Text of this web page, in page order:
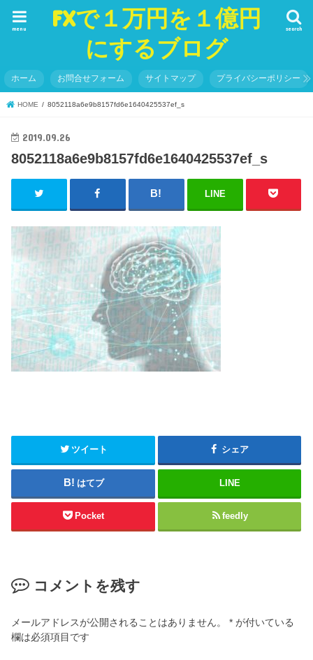
FXで１万円を１億円
にするブログ
search
menu
ホーム お問合せフォーム サイトマップ プライバシーポリシー
HOME 8052118a6e9b8157fd6e1640425537ef_s
2019.09.26
8052118a6e9b8157fd6e1640425537ef_s
LINE
ツイート シェア
はてブ LINE
Pocket feedly
コメントを残す
メールアドレスが公開されることはありません。 * が付いている
欄は必須項目です